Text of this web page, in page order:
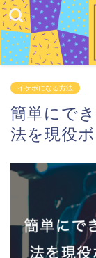
イケボになる方法
簡単にで
法を現役